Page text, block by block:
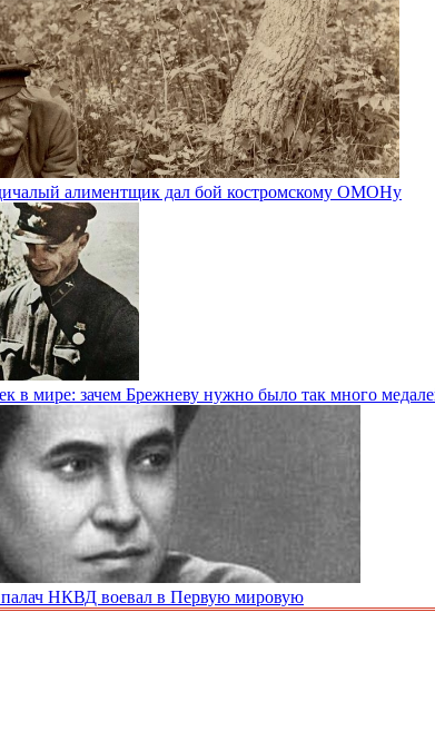
алиментщик дал бой костромскому ОМОНу
в мире: зачем Брежневу нужно было так много
НКВД воевал в Первую мировую